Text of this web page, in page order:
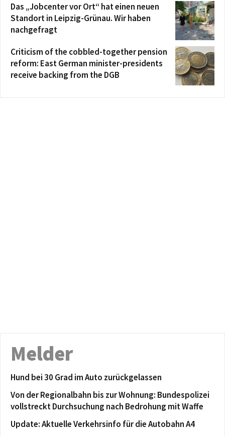
Das „Jobcenter vor Ort“ hat einen neuen
Standort in Leipzig-Grünau. Wir haben
nachgefragt
Criticism of the cobbled-together pension
reform: East German minister-presidents
receive backing from the DGB
Melder
Hund bei 30 Grad im Auto zurückgelassen
Von der Regionalbahn bis zur Wohnung: Bundespolizei
vollstreckt Durchsuchung nach Bedrohung mit Waffe
Update: Aktuelle Verkehrsinfo für die Autobahn A4